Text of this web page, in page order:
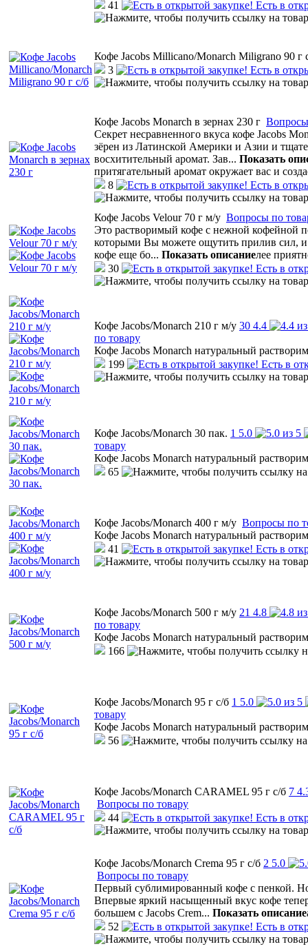
41 Есть в
Кофе Jacobs Millicano/Monarch Miligrano 90 г
3
Есть в
Кофе Jacobs Monarch в зернах 230 г
Секрет несравненного вкуса кофе Jacobs
зёрен из Латинской Америки и Азии и
восхитительный аромат. Зав... Показать
притягательный аромат окружает вас и
8
Есть в
Кофе Jacobs Velour 70 г м/у Вопросы по
Это растворимый кофе с нежной кофейной
которыми Вы можете ощутить прилив сил,
кофе еще бо... Показать описаниелее
30
Есть в
Кофе Jacobs/Monarch 210 г м/у 30 4.4
по товару
Кофе Jacobs Monarch натуральный
199
Есть в
Кофе Jacobs/Monarch 30 пак. 1 5.0
товару
Кофе Jacobs Monarch натуральный
65
Кофе Jacobs/Monarch 400 г м/у Вопросы по
Кофе Jacobs Monarch натуральный
41
Есть в
Кофе Jacobs/Monarch 500 г м/у 21 4.8
по товару
Кофе Jacobs Monarch натуральный
166
Кофе Jacobs/Monarch 95 г с/б 1 5.0
товару
Кофе Jacobs Monarch натуральный
56
Кофе Jacobs/Monarch CARAMEL 95 г с/б 7
Вопросы по товару
44
Есть в
Кофе Jacobs/Monarch Crema 95 г с/б 2 5.0
Вопросы по товару
Первый сублимированный кофе с пенкой.
Впервые яркий насыщенный вкус кофе
большем с Jacobs Crem... Показать описание
52
Есть в